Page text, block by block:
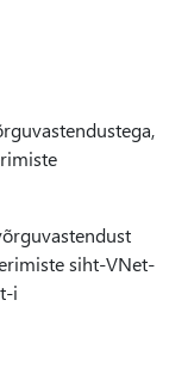
siht-VNet-
i